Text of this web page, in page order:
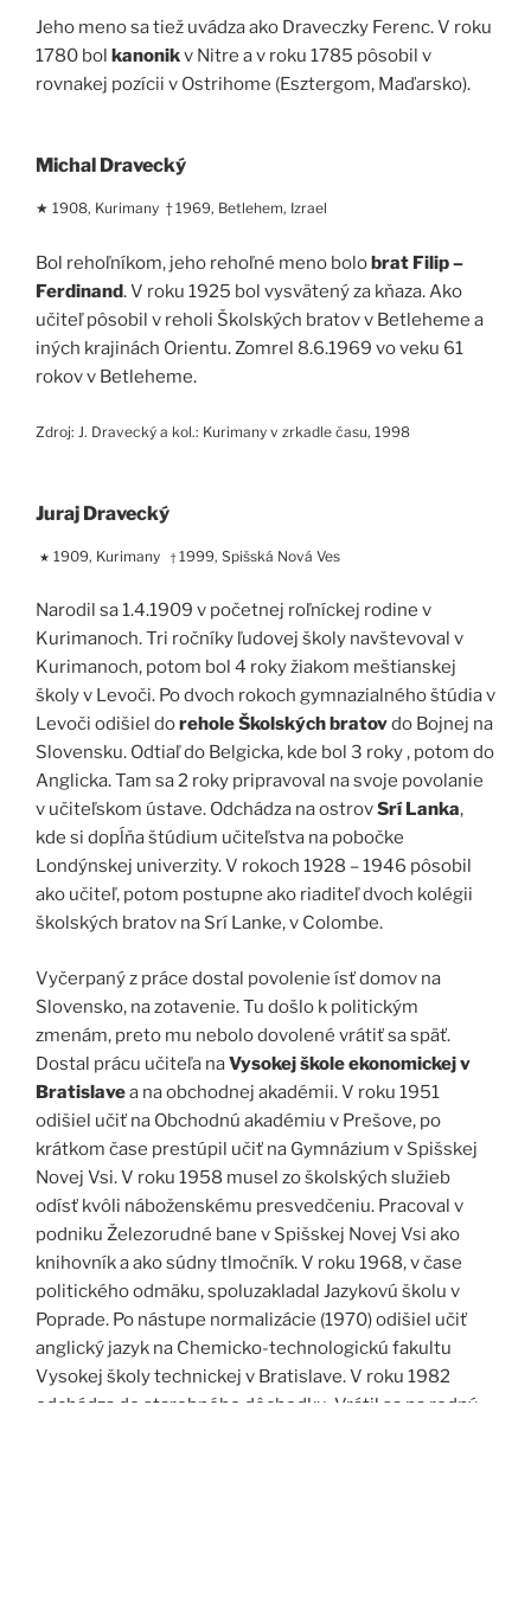
Jeho meno sa tiež uvádza ako Draveczky Ferenc. V roku
1780 bol kanonikv Nitre a v roku 1785 pôsobil v
rovnakej pozícii v Ostrihome (Esztergom, Maďarsko).
Michal Dravecký
★ 1908, Kurimany † 1969, Betlehem, Izrael
Bol rehoľníkom, jeho rehoľné meno bolobrat Filip –
Ferdinand. V roku 1925 bol vysvätený za kňaza. Ako
učiteľ pôsobil v reholi Školských bratov v Betleheme a
iných krajinách Orientu. Zomrel 8.6.1969 vo veku 61
rokov v Betleheme.
Zdroj: J. Dravecký a kol.: Kurimany v zrkadle času, 1998
Juraj Dravecký
★ 1909, Kurimany †1999, Spišská Nová Ves
Narodil sa 1.4.1909 v početnej roľníckej rodine v
Kurimanoch. Tri ročníky ľudovej školy navštevoval v
Kurimanoch, potom bol 4 roky žiakom meštianskej
školy v Levoči. Po dvoch rokoch gymnazialného štúdia v
Levoči odišiel dorehole Školských bratovdo Bojnej na
Slovensku. Odtiaľ do Belgicka, kde bol 3 roky , potom do
Anglicka. Tam sa 2 roky pripravoval na svoje povolanie
v učiteľskom ústave. Odchádza na ostrovSrí Lanka,
kde si dopĺňa štúdium učiteľstva na pobočke
Londýnskej univerzity. V rokoch 1928 – 1946 pôsobil
ako učiteľ, potom postupne ako riaditeľ dvoch kolégii
školských bratov na Srí Lanke, v Colombe.
Vyčerpaný z práce dostal povolenie ísť domov na
Slovensko, na zotavenie. Tu došlo k politickým
zmenám, preto mu nebolo dovolené vrátiť sa späť.
Dostal prácu učiteľa naVysokej škole ekonomickej v
Bratislavea na obchodnej akadémii. V roku 1951
odišiel učiť na Obchodnú akadémiu v Prešove, po
krátkom čase prestúpil učiť na Gymnázium v Spišskej
Novej Vsi. V roku 1958 musel zo školských služieb
odísť kvôli náboženskému presvedčeniu. Pracoval v
podniku Železorudné bane v Spišskej Novej Vsi ako
knihovník a ako súdny tlmočník. V roku 1968, v čase
politického odmäku, spoluzakladal Jazykovú školu v
Poprade. Po nástupe normalizácie (1970) odišiel učiť
anglický jazyk na Chemicko-technologickú fakultu
Vysokej školy technickej v Bratislave. V roku 1982
odchádza do starobného dôchodku. Vrátil sa na rodný